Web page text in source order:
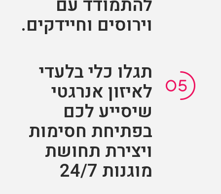
וירוסים וחיידקים.
תגלו כלי בלעדי
לאיזון אנרגטי
שיסייע לכם
בפתיחת חסימות
ויצירת תחושת
מוגנות 24/7